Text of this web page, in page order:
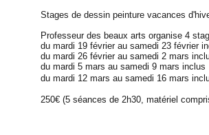
Stages de dessin peinture vacances
Professeur des beaux arts organise 4
du mardi 19 février au samedi 23 février
du mardi 26 février au samedi 2 mars
du mardi 5 mars au samedi 9 mars inclus
du mardi 12 mars au samedi 16 mars
250€ (5 séances de 2h30, matériel